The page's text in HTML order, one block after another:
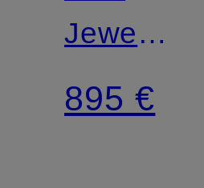
Jewelry
Ohrringe
BASICS
895 €